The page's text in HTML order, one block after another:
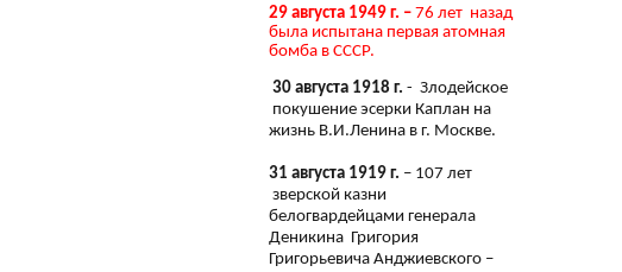
29 августа 1949 г. – 76 лет назад
была испытана первая атомная
бомба в СССР.
30 августа 1918 г. - Злодейское
покушение эсерки Каплан на
жизнь В.И.Ленина в г. Москве.
31 августа 1919 г. – 107 лет
зверской казни
белогвардейцами генерала
Деникина Григория
Григорьевича Анджиевского –